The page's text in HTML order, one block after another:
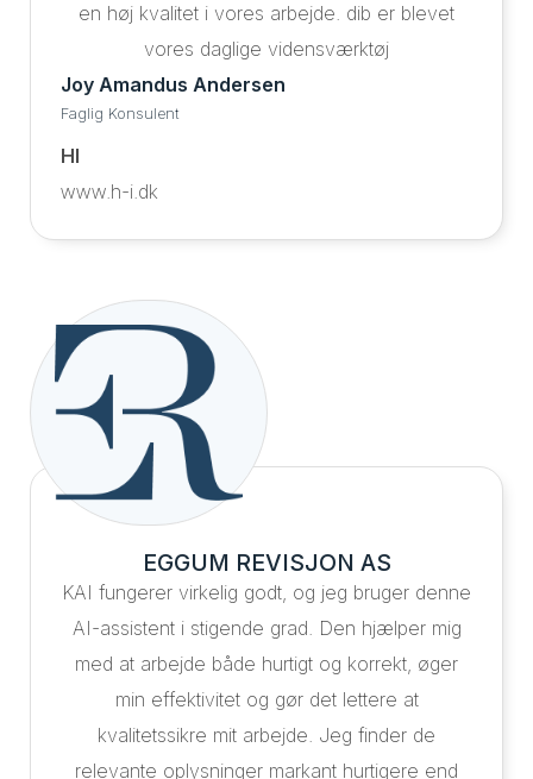
en høj kvalitet i vores arbejde. dib er blevet
vores daglige vidensværktøj
Joy Amandus Andersen
Faglig Konsulent
HI
www.h-i.dk
EGGUM REVISJON AS
KAI fungerer virkelig godt, og jeg bruger denne
AI-assistent i stigende grad. Den hjælper mig
med at arbejde både hurtigt og korrekt, øger
min effektivitet og gør det lettere at
kvalitetssikre mit arbejde. Jeg finder de
relevante oplysninger markant hurtigere end